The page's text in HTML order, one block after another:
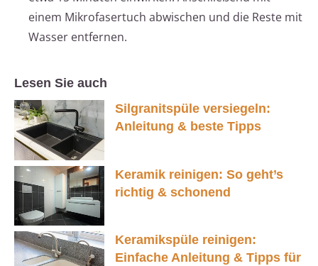
einem Mikrofasertuch abwischen und die Reste mit
Wasser entfernen.
Lesen Sie auch
Silgranitspüle versiegeln:
Anleitung & beste Tipps
Keramik reinigen: So geht’s
richtig & schonend
Keramikspüle reinigen:
Einfache Anleitung & Tipps für